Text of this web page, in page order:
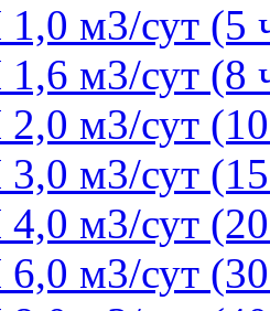
м3/сут (5
м3/сут (8
м3/сут (10
м3/сут (15
м3/сут (20
м3/сут (30